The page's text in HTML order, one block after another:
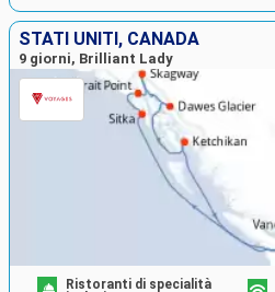
STATI UNITI, CANADA
9 giorni, Brilliant Lady
Ristoranti di specialità